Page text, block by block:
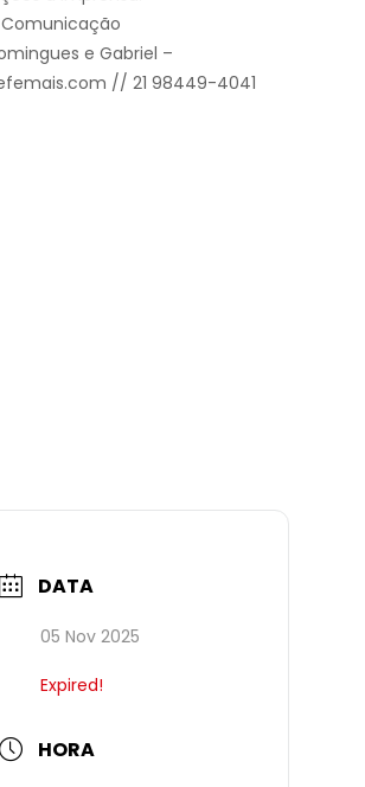
Comunicação
e Gabriel –
// 21 98449-4041
DATA
05 Nov 2025
Expired!
HORA